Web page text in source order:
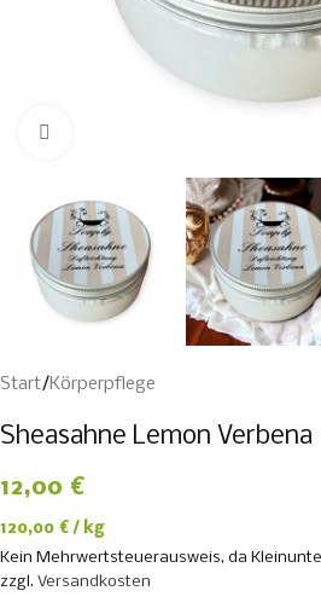
Start/Körperpflege
Sheasahne Lemon
12,00 €
120,00 € / kg
Kein Mehrwertsteuerausweis, da
zzgl. Versandkosten